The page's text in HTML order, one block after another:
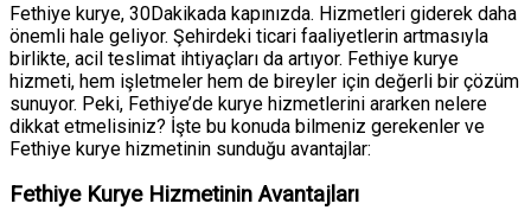
Fethiye kurye, 30Dakikada kapınızda. Hizmetleri giderek daha
önemli hale geliyor. Şehirdeki ticari faaliyetlerin artmasıyla
birlikte, acil teslimat ihtiyaçları da artıyor. Fethiye kurye
hizmeti, hem işletmeler hem de bireyler için değerli bir çözüm
sunuyor. Peki, Fethiye’de kurye hizmetlerini ararken nelere
dikkat etmelisiniz? İşte bu konuda bilmeniz gerekenler ve
Fethiye kurye hizmetinin sunduğu avantajlar:
Fethiye Kurye Hizmetinin Avantajları